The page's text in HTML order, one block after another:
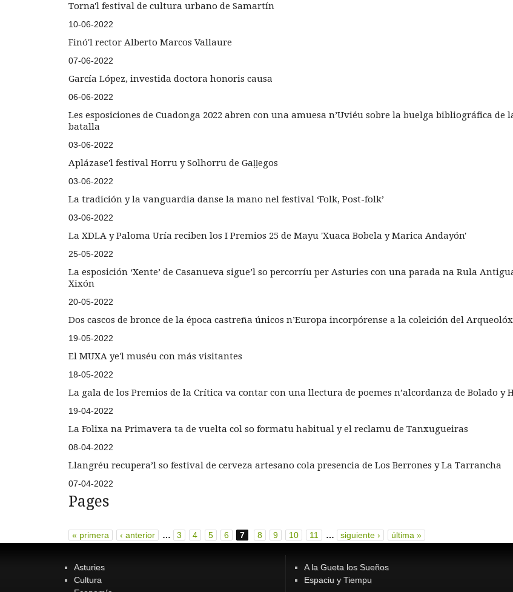
Torna'l festival de cultura urbano de Samartín
10-06-2022
Finó'l rector Alberto Marcos Vallaure
07-06-2022
García López, investida doctora honoris causa
06-06-2022
Les esposiciones de Cuadonga 2022 abren con una amuesa n’Uviéu sobre la buelga bibliográfica de
batalla
03-06-2022
Aplázase'l festival Horru y Solhorru de Gaḷḷegos
03-06-2022
La tradición y la vanguardia danse la mano nel festival ‘Folk, Post-folk’
03-06-2022
La XDLA y Paloma Uría reciben los I Premios 25 de Mayu 'Xuaca Bobela y Marica Andayón'
25-05-2022
La esposición ‘Xente’ de Casanueva sigue’l so percorríu per Asturies con una parada na Rula
Xixón
20-05-2022
Dos cascos de bronce de la época castreña únicos n’Europa incorpórense a la coleición del
19-05-2022
El MUXA ye'l muséu con más visitantes
18-05-2022
La gala de los Premios de la Crítica va contar con una llectura de poemes n’alcordanza de Bolado y
19-04-2022
La Folixa na Primavera ta de vuelta col so formatu habitual y el reclamu de Tanxugueiras
08-04-2022
Llangréu recupera’l so festival de cerveza artesano cola presencia de Los Berrones y La Tarrancha
07-04-2022
Pages
« primera ‹ anterior … 3 4 5 6 7 8 9 10 11 … siguiente › última »
Asturies
Cultura
A la Gueta los Sueños
Espaciu y Tiempu